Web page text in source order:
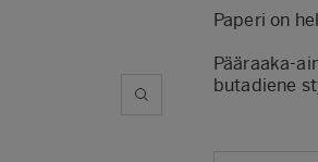
Paperi on
Pääraaka-
butadiene